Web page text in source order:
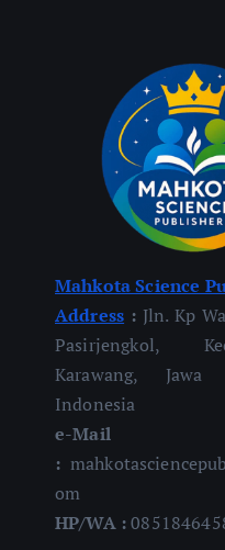
Mahkota Science
Address : Jln. Kp
Pasirjengkol,
Karawang,
Indonesia
e-Mail
:
om
HP/WA :